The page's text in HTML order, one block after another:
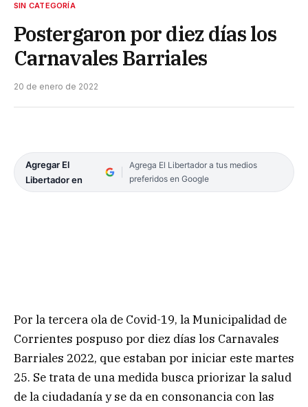
SIN CATEGORÍA
Postergaron por diez días los
Carnavales Barriales
20 de enero de 2022
Agregar El
Libertador en
Agrega El Libertador a tus medios
preferidos en Google
Por la tercera ola de Covid-19, la Municipalidad de
Corrientes pospuso por diez días los Carnavales
Barriales 2022, que estaban por iniciar este martes
25. Se trata de una medida busca priorizar la salud
de la ciudadanía y se da en consonancia con las